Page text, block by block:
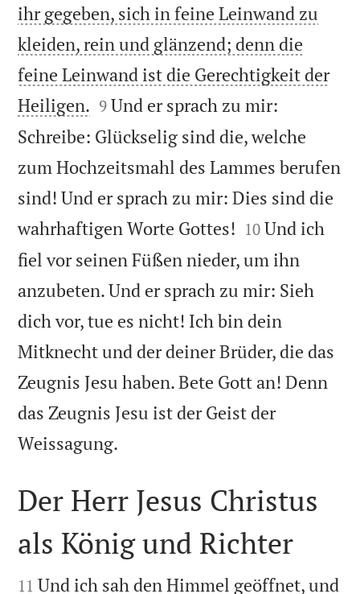
ihr gegeben, sich in feine Leinwand zu
kleiden, rein und glänzend; denn die
feine Leinwand ist die Gerechtigkeit der
Heiligen. 

9 Und er sprach zu mir:
Schreibe: Glückselig sind die, welche
zum Hochzeitsmahl des Lammes berufen
sind! Und er sprach zu mir: Dies sind die
wahrhaftigen Worte Gottes! 

10 Und ich
fiel vor seinen Füßen nieder, um ihn
anzubeten. Und er sprach zu mir: Sieh
dich vor, tue es nicht! Ich bin dein
Mitknecht und der deiner Brüder, die das
Zeugnis Jesu haben. Bete Gott an! Denn
das Zeugnis Jesu ist der Geist der
Weissagung.

Der Herr Jesus Christus
als König und Richter

11 Und ich sah den Himmel geöffnet, und